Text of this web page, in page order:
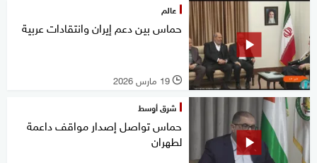
عالم
حماس بين دعم إيران وانتقادات عربية
l 19 مارس 2026
شرق أوسط
حماس تواصل إصدار مواقف داعمة
لطهران